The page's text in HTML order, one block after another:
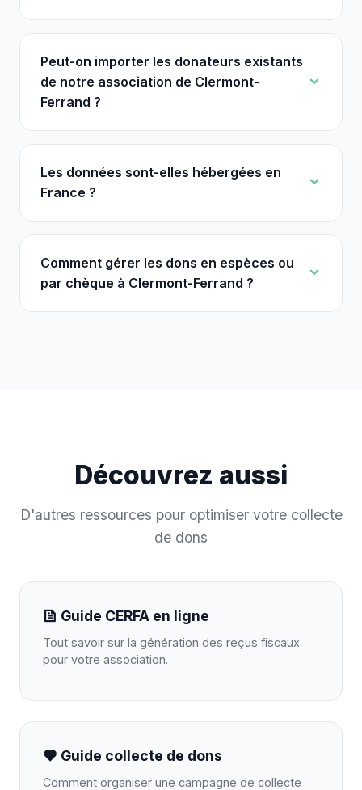
Peut-on importer les donateurs existants
de notre association de Clermont-
Ferrand ?
Les données sont-elles hébergées en
France ?
Comment gérer les dons en espèces ou
par chèque à Clermont-Ferrand ?
Découvrez aussi
D'autres ressources pour optimiser votre collecte
de dons
Guide CERFA en ligne
Tout savoir sur la génération des reçus fiscaux
pour votre association.
Guide collecte de dons
Comment organiser une campagne de collecte